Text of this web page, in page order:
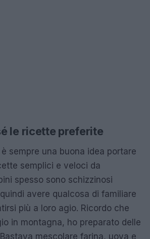
le ricette preferite
sempre una buona idea portare
semplici e veloci da
spesso sono schizzinosi
avere qualcosa di familiare
più a loro agio. Ricordo che
in montagna, ho preparato delle
mescolare farina, uova e